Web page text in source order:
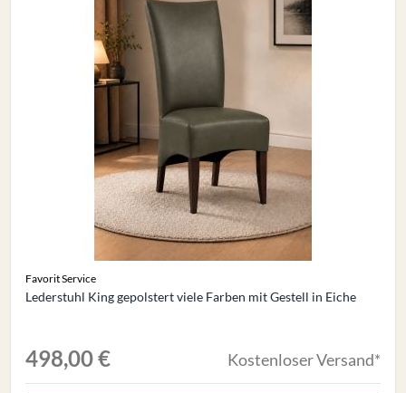
Favorit Service
Lederstuhl King gepolstert viele Farben mit Gestell in Eiche
498,00 € Kostenloser Versand*